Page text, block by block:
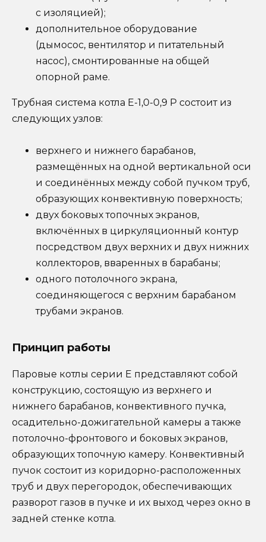
с изоляцией);
дополнительное оборудование
(дымосос, вентилятор и питательный
насос), смонтированные на общей
опорной раме.
Трубная система котла Е-1,0-0,9 Р состоит из
следующих узлов:
верхнего и нижнего барабанов,
размещённых на одной вертикальной оси
и соединённых между собой пучком труб,
образующих конвективную поверхность;
двух боковых топочных экранов,
включённых в циркуляционный контур
посредством двух верхних и двух нижних
коллекторов, вваренных в барабаны;
одного потолочного экрана,
соединяющегося с верхним барабаном
трубами экранов.
Принцип работы
Паровые котлы серии Е представляют собой
конструкцию, состоящую из верхнего и
нижнего барабанов, конвективного пучка,
осадительно-дожигательной камеры а также
потолочно-фронтового и боковых экранов,
образующих топочную камеру. Конвективный
пучок состоит из коридорно-расположенных
труб и двух перегородок, обеспечивающих
разворот газов в пучке и их выход через окно в
задней стенке котла.